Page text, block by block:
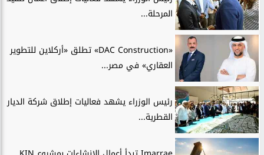
المرحلة...
«DAC Construction» تطلق «أركلاين للتطوير
العقاري» في مصر...
رئيس الوزراء يشهد فعاليات إطلاق شركة الديار
القطرية...